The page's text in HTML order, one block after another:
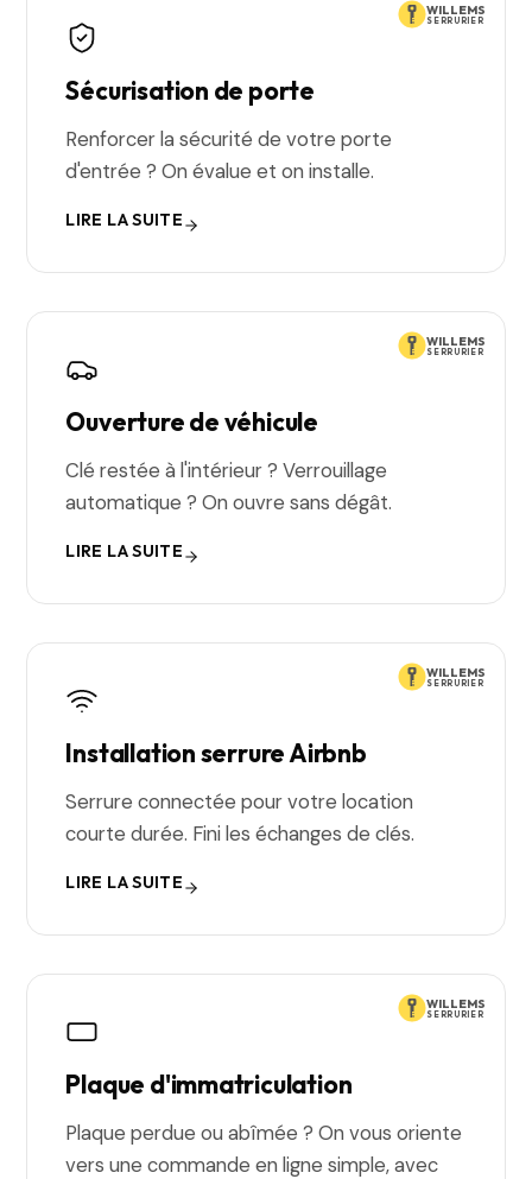
WILLEMS
SERRURIER
Sécurisation de porte
Renforcer la sécurité de votre porte
d'entrée ? On évalue et on installe.
LIRE LA SUITE
WILLEMS
SERRURIER
Ouverture de véhicule
Clé restée à l'intérieur ? Verrouillage
automatique ? On ouvre sans dégât.
LIRE LA SUITE
WILLEMS
SERRURIER
Installation serrure Airbnb
Serrure connectée pour votre location
courte durée. Fini les échanges de clés.
LIRE LA SUITE
WILLEMS
SERRURIER
Plaque d'immatriculation
Plaque perdue ou abîmée ? On vous oriente
vers une commande en ligne simple, avec